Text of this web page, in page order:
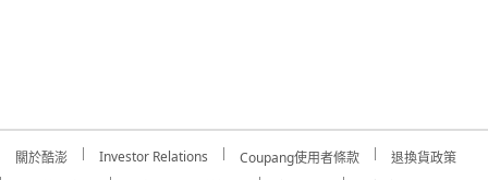
關於酷澎 Investor Relations Coupang使用者條款
退換貨政策